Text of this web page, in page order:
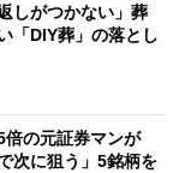
しがつかない」葬
「DIY葬」の落とし
倍の元証券マンが
次に狙う」5銘柄を